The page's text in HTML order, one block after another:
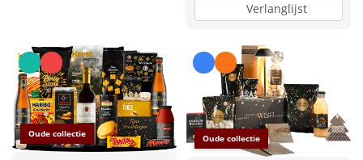
Verlanglijst
Oude collectie Oude collectie